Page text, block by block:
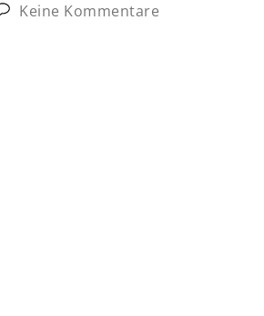
Keine Kommentare